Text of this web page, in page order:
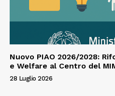
Nuovo PIAO 2026/2028:
e Welfare al Centro del
28 Luglio 2026